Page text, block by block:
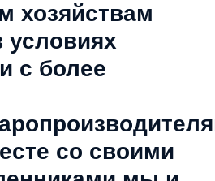
хозяйствам
с более
со своими